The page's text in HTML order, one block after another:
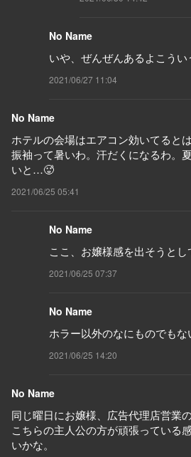
No Name
いや、ぜんぜんあるよこうい
2021/06/27 11:04
No Name
ホテルの会場はエアコン効いてると
振袖って暑いわ。汗だくになるわ。
いと…🥵
2021/06/25 05:41
No Name
ここ、お嬢様感を出そうと
2021/06/25 07:37
No Name
ホラー以外のなにものでもな
2021/06/25 14:20
No Name
同じ曜日にお嬢様、広告代理店営業
こちらの主人公の方が頑張っている
いかな。